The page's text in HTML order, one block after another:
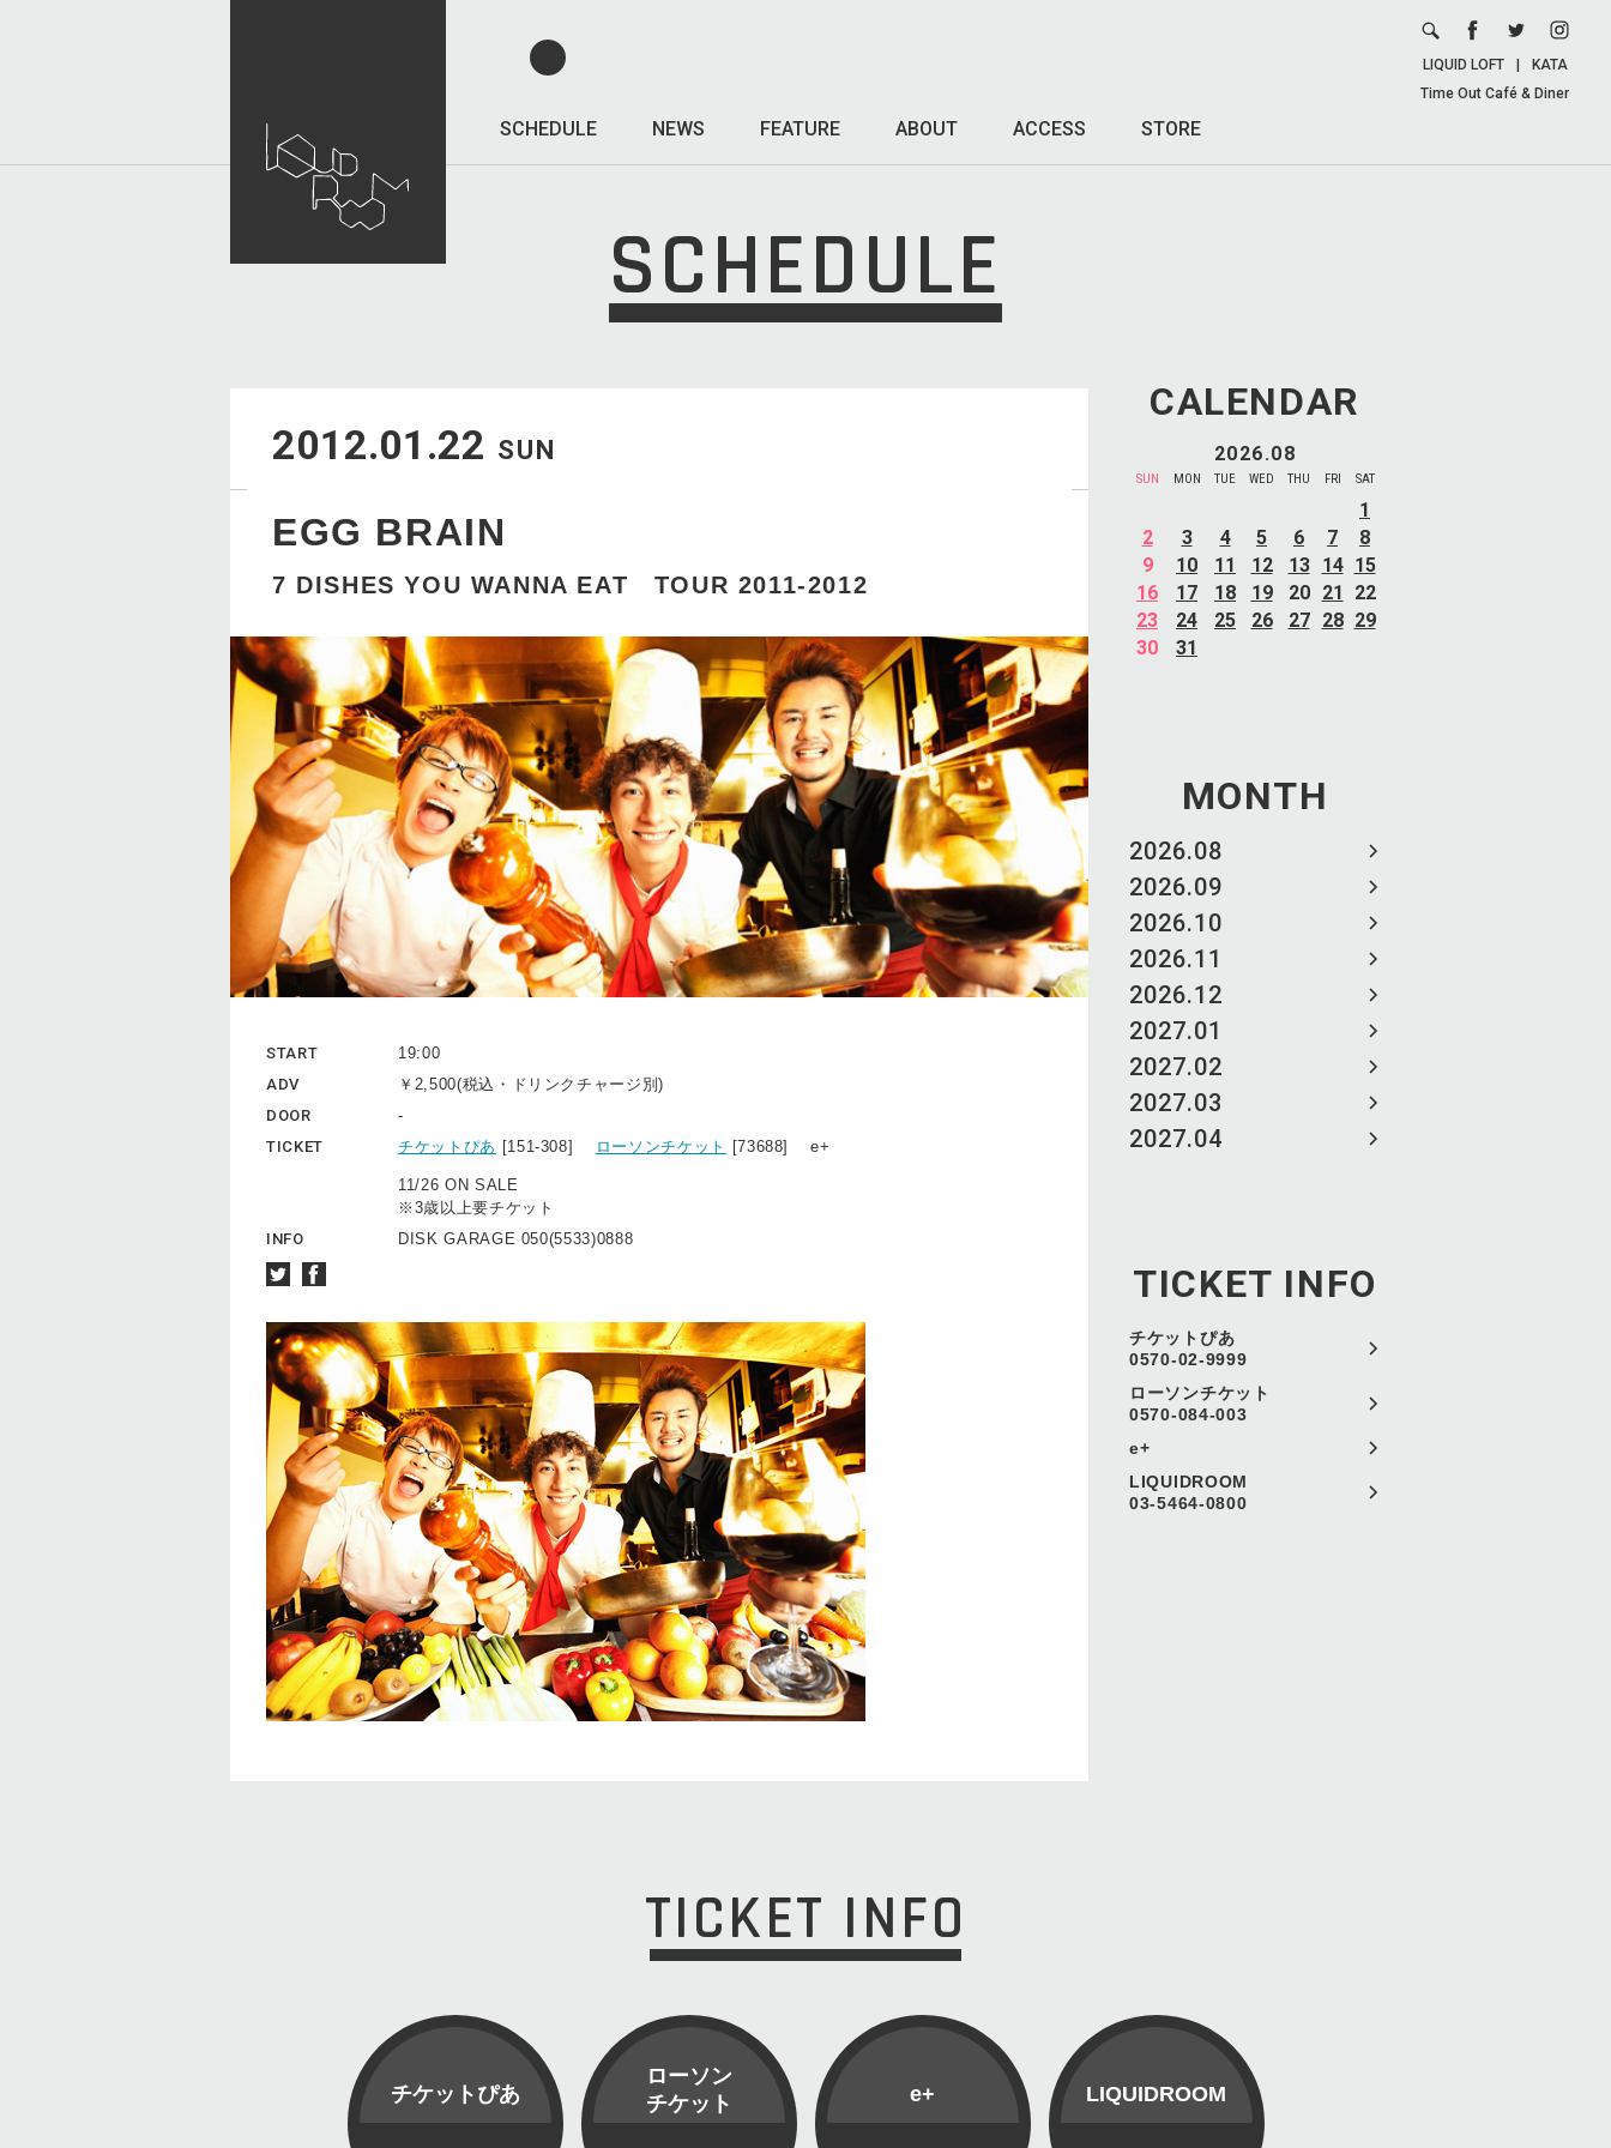
SCHEDULE NEWS FEATURE ABOUT ACCESS STORE
LIQUID LOFT
KATA
Time Out Café & Diner
SCHEDULE
CALENDAR
2026.08
SUN MON TUE WED THU FRI SAT
1
2
3 4 5 6 7
8
9
10 11 12 13 14 15
16
17 18 19 20 21
22
23
24 25 26 27 28 29
30
31
MONTH
2026.08
2026.09
2026.10
2026.11
2026.12
2027.01
2027.02
2027.03
2027.04
TICKET INFO
チケットぴあ
0570-02-9999
ローソンチケット
0570-084-003
e+
LIQUIDROOM
03-5464-0800
2012.01.22 SUN
EGG BRAIN
7 DISHES YOU WANNA EAT TOUR 2011-2012
START
19:00
ADV
￥2,500(税込・ドリンクチャージ別)
DOOR
-
TICKET
チケットぴあ [151-308] ローソンチケット [73688] e+
11/26 ON SALE
※3歳以上要チケット
INFO
DISK GARAGE 050(5533)0888
TICKET INFO
チケットぴあ
ローソン
チケット
e+ LIQUIDROOM